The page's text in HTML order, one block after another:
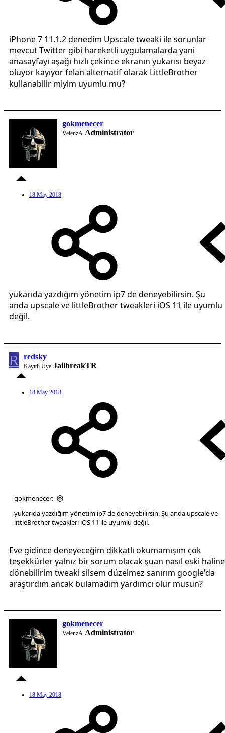
iPhone 7 11.1.2 denedim Upscale tweaki ile sorunlar
mevcut Twitter gibi hareketli uygulamalarda yani
anasayfayı aşağı hızlı çekince ekranın yukarısı beyaz
oluyor kayıyor felan alternatif olarak LittleBrother
kullanabilir miyim uyumlu mu?
gokmenecer
VelenzA Administrator
18 May 2018
yukarıda yazdığım yönetim ip7 de deneyebilirsin. Şu
anda upscale ve littleBrother tweakleri iOS 11 ile uyumlu
değil.
R redsky
Kayıtlı Üye JailbreakTR
18 May 2018
gokmenecer:
yukarıda yazdığım yönetim ip7 de deneyebilirsin. Şu anda upscale ve
littleBrother tweakleri iOS 11 ile uyumlu değil.
Eve gidince deneyeceğim dikkatlı okumamışım çok
teşekkürler yalnız bir sorum olacak şuan nasıl eski haline
dönebilirim tweaki silsem düzelmez sanırım google'da
araştırdım ancak bulamadım yardımcı olur musun?
gokmenecer
VelenzA Administrator
18 May 2018